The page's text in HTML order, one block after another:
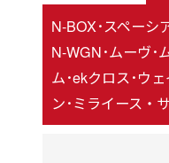
N-BOX･スペーシ
N-WGN･ムーヴ･
ム･ekクロス･ウ
ン･ミライース・